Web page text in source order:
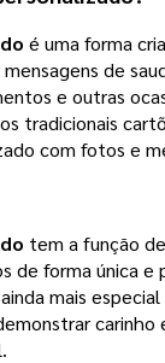
é uma forma
de
e outras
tradicionais
com fotos e
tem a função
de forma única e
mais
carinho